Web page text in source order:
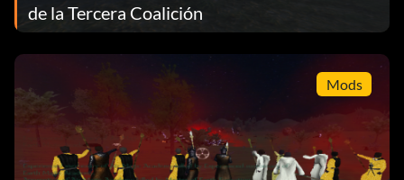
de la Tercera Coalición
Mods